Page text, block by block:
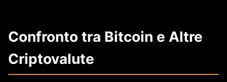
Confronto tra Bitcoin e Altre
Criptovalute